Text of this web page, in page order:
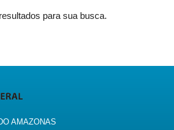
para sua busca.
AMAZONAS